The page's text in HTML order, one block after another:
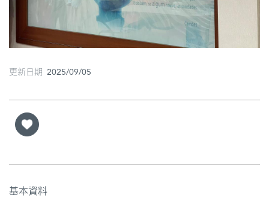
更新日期 2025/09/05
基本資料